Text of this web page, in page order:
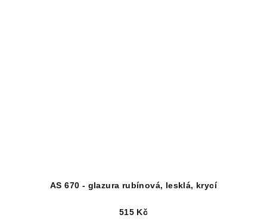
AS 670 - glazura rubínová, lesklá, krycí
515 Kč